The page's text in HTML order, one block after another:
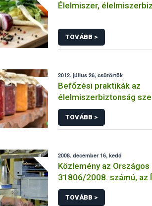
Élelmiszer,
TOVÁBB >
2012. július 26, csütörtök
Befőzési praktikák az
élelmiszerbiztonság
TOVÁBB >
2008. december 16, kedd
Közlemény az
31806/2008. számú, az
származó sertéshúsra
készült termékekre
TOVÁBB >